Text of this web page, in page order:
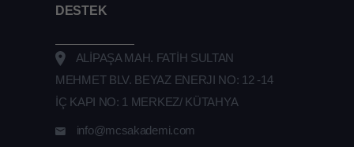
DESTEK
ALİPAŞA MAH. FATİH SULTAN
MEHMET BLV. BEYAZ ENERJI NO: 12 -14
İÇ KAPI NO: 1 MERKEZ/ KÜTAHYA
info@mcsakademi.com